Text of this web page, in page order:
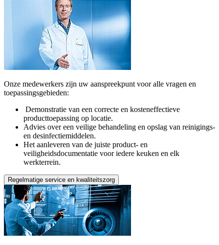
Onze medewerkers zijn uw aanspreekpunt voor alle vragen en
toepassingsgebieden:
Demonstratie van een correcte en kosteneffectieve
producttoepassing op locatie.
Advies over een veilige behandeling en opslag van reinigings-
en desinfectiemiddelen.
Het aanleveren van de juiste product- en
veiligheidsdocumentatie voor iedere keuken en elk
werkterrein.
Regelmatige service en kwaliteitszorg